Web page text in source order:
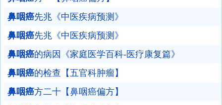
鼻咽癌先兆《中医疾病预测》
鼻咽癌先兆《中医疾病预测》
鼻咽癌的病因《家庭医学百科-医疗康复篇》
鼻咽癌的检查【五官科肿瘤】
鼻咽癌方二十【鼻咽癌偏方】